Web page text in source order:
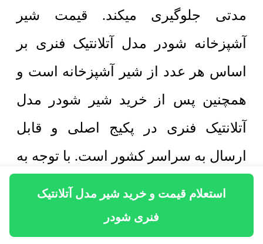
استعلام قیمت و خرید شیر مدل آتلانتیک
فنری شودر
مدتی جلوگیری میکند. قیمت شیر
آشپزخانه شودر مدل آتلانتیک فنری بر
اساس هر عدد از شیر آشپزخانه است و
همچنین پس از خرید شیر شودر مدل
آتلانتیک فنری در پکیج اصلی و قابل
ارسال به سراسر کشور است. با توجه به
طراحی مهندسی شیر آشپزخانه مدل
آتلانتیک فنری رسوب پذیری بدنه به
حداقل ممکن میرسد و با توجه به این